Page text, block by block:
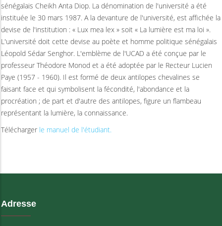
sénégalais Cheikh Anta Diop. La dénomination de l'université a été
instituée le 30 mars 1987. A la devanture de l'université, est affichée la
devise de l'institution : « Lux mea lex » soit « La lumière est ma loi ».
L'université doit cette devise au poète et homme politique sénégalais
Léopold Sédar Senghor. L'emblème de l'UCAD a été conçue par le
professeur Théodore Monod et a été adoptée par le Recteur Lucien
Paye (1957 - 1960). Il est formé de deux antilopes chevalines se
faisant face et qui symbolisent la fécondité, l'abondance et la
procréation ; de part et d'autre des antilopes, figure un flambeau
représentant la lumière, la connaissance.
Télécharger le manuel de l'étudiant.
Adresse